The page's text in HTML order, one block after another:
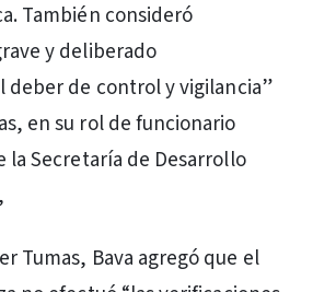
También consideró
y deliberado
de control y vigilancia”
en su rol de funcionario
la Secretaría de Desarrollo
Tumas, Bava agregó que el